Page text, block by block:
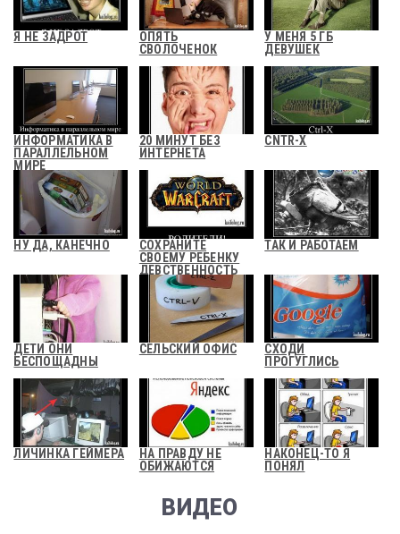
Я НЕ ЗАДРОТ
ОПЯТЬ
СВОЛОЧЕНОК
У МЕНЯ 5 ГБ
ДЕВУШЕК
ИНФОРМАТИКА В
ПАРАЛЛЕЛЬНОМ
МИРЕ
20 МИНУТ БЕЗ
ИНТЕРНЕТА
CNTR-X
НУ ДА, КАНЕЧНО
СОХРАНИТЕ
СВОЕМУ РЕБЕНКУ
ДЕВСТВЕННОСТЬ
ТАК И РАБОТАЕМ
ДЕТИ ОНИ
БЕСПОЩАДНЫ
СЕЛЬСКИЙ ОФИС
СХОДИ
ПРОГУГЛИСЬ
ЛИЧИНКА ГЕЙМЕРА
НА ПРАВДУ НЕ
ОБИЖАЮТСЯ
НАКОНЕЦ-ТО Я
ПОНЯЛ
ВИДЕО